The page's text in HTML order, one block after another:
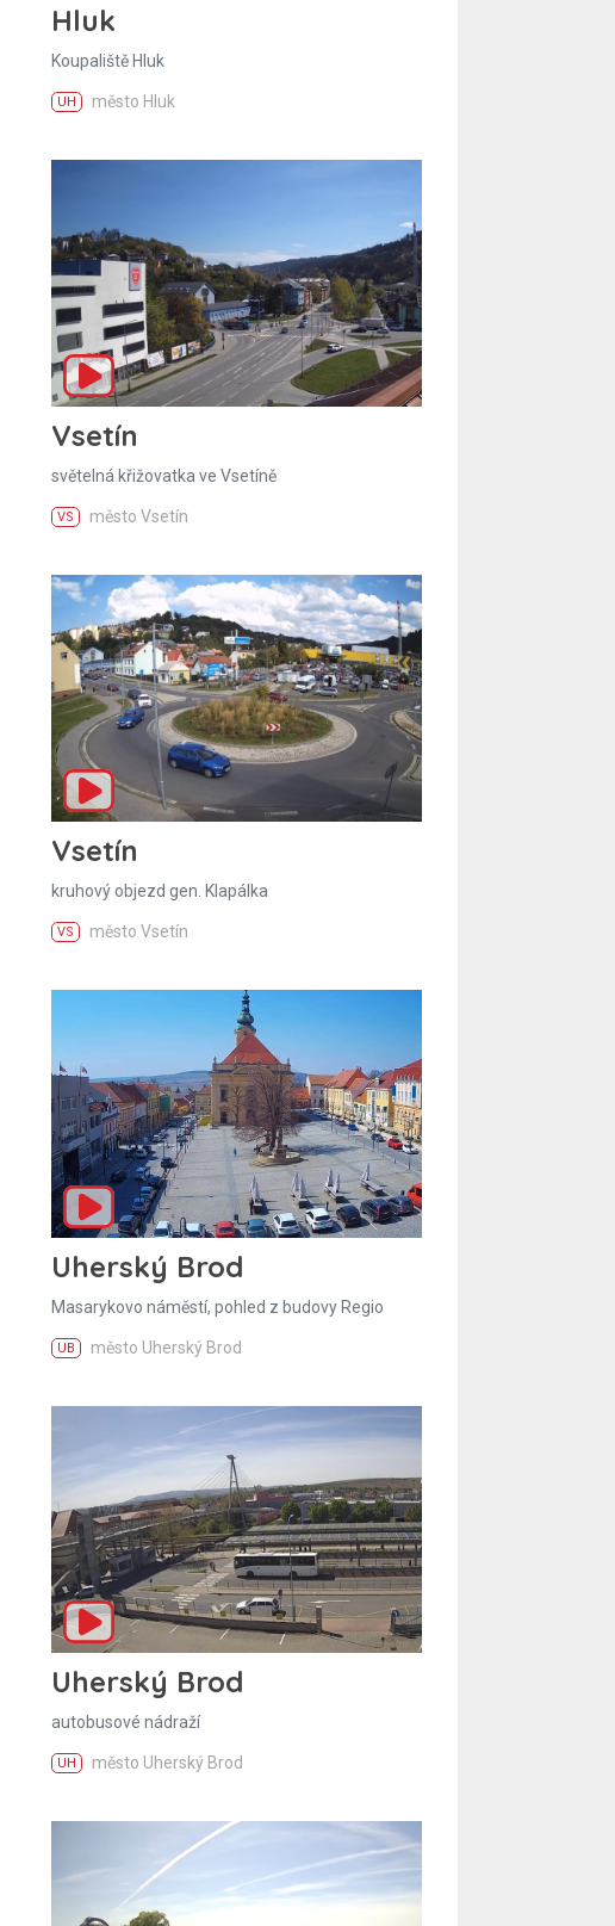
Hluk
Koupaliště Hluk
UH město Hluk
Vsetín
světelná křižovatka ve Vsetíně
VS město Vsetín
Vsetín
kruhový objezd gen. Klapálka
VS město Vsetín
Uherský Brod
Masarykovo náměstí, pohled z budovy Regio
UB město Uherský Brod
Uherský Brod
autobusové nádraží
UH město Uherský Brod